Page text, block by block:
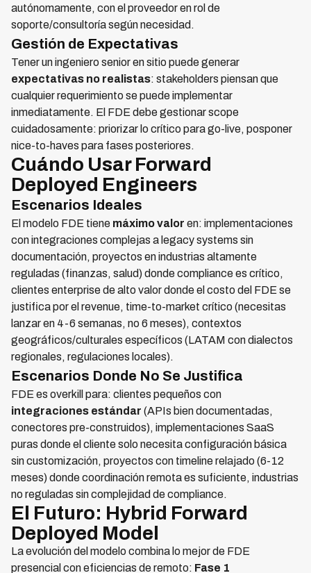
autónomamente, con el proveedor en rol de
soporte/consultoría según necesidad.
Gestión de Expectativas
Tener un ingeniero senior en sitio puede generar
expectativas no realistas: stakeholders piensan que
cualquier requerimiento se puede implementar
inmediatamente. El FDE debe gestionar scope
cuidadosamente: priorizar lo crítico para go-live, posponer
nice-to-haves para fases posteriores.
Cuándo Usar Forward
Deployed Engineers
Escenarios Ideales
El modelo FDE tiene máximo valor en: implementaciones
con integraciones complejas a legacy systems sin
documentación, proyectos en industrias altamente
reguladas (finanzas, salud) donde compliance es crítico,
clientes enterprise de alto valor donde el costo del FDE se
justifica por el revenue, time-to-market crítico (necesitas
lanzar en 4-6 semanas, no 6 meses), contextos
geográficos/culturales específicos (LATAM con dialectos
regionales, regulaciones locales).
Escenarios Donde No Se Justifica
FDE es overkill para: clientes pequeños con
integraciones estándar (APIs bien documentadas,
conectores pre-construidos), implementaciones SaaS
puras donde el cliente solo necesita configuración básica
sin customización, proyectos con timeline relajado (6-12
meses) donde coordinación remota es suficiente, industrias
no reguladas sin complejidad de compliance.
El Futuro: Hybrid Forward
Deployed Model
La evolución del modelo combina lo mejor de FDE
presencial con eficiencias de remoto: Fase 1